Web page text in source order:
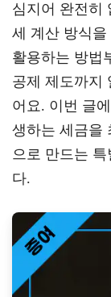
심지어 완전히
세 계산 방식
활용하는 방법
공제 제도까지
어요. 이번 글
생하는 세금을
으로 만드는 특
다.